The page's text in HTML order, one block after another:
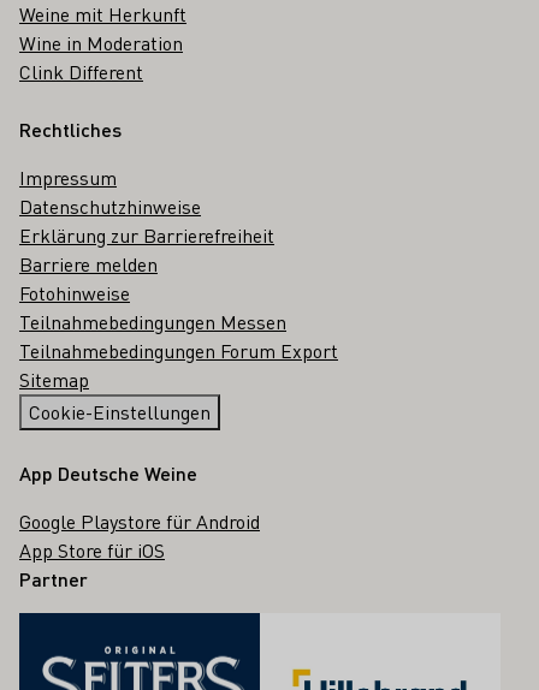
Weine mit Herkunft
Wine in Moderation
Clink Different
Rechtliches
Impressum
Datenschutzhinweise
Erklärung zur Barrierefreiheit
Barriere melden
Fotohinweise
Teilnahmebedingungen Messen
Teilnahmebedingungen Forum Export
Sitemap
Cookie-Einstellungen
App Deutsche Weine
Google Playstore für Android
App Store für iOS
Partner